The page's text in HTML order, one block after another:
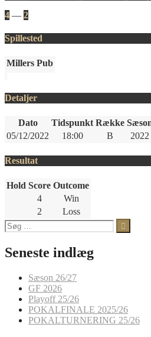
4 — 2
Spillested
Millers Pub
Detaljer
Dato Tidspunkt Række
05/12/2022
18:00 B 2022
Resultat
Hold Score Outcome
4
Win
2
Loss
Søg
efter:
Seneste indlæg
Sæson 26/27
GF 2026
Playoff 25/26
POKALFINALE 2025/26
POKALTURNERING 25/26